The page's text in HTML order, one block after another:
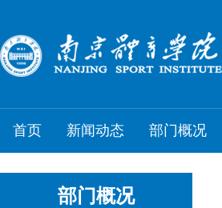
首页 新闻动态 部门概况
部门概况